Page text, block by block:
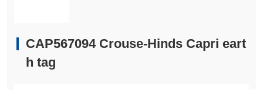
CAP567094 Crouse-Hinds Capri eart
h tag